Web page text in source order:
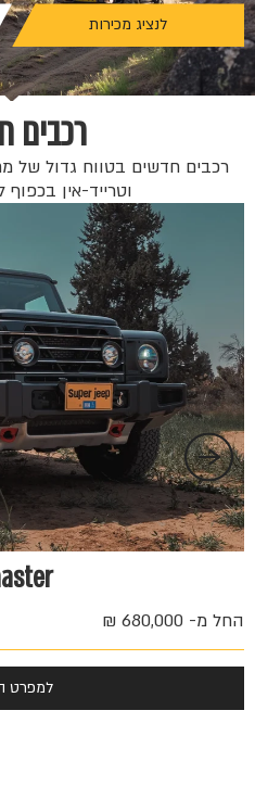
לנציג מכירות
רכבים
רכבים חדשים בטווח גדול של
וטרייד-אין
החל מ- 680,000 ₪
למפרט